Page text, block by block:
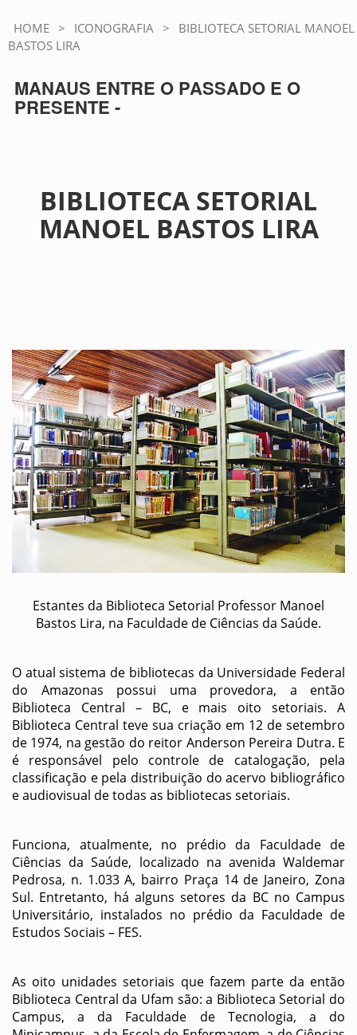
HOME > ICONOGRAFIA >
BIBLIOTECA SETORIAL MANOEL
BASTOS LIRA
MANAUS ENTRE O PASSADO E O
PRESENTE -
BIBLIOTECA SETORIAL
MANOEL BASTOS LIRA
Estantes da Biblioteca Setorial Professor Manoel
Bastos Lira, na Faculdade de Ciências da Saúde.
O atual sistema de bibliotecas da Universidade Federal
do Amazonas possui uma provedora, a então
Biblioteca Central – BC, e mais oito setoriais. A
Biblioteca Central teve sua criação em 12 de setembro
de 1974, na gestão do reitor Anderson Pereira Dutra. E
é responsável pelo controle de catalogação, pela
classificação e pela distribuição do acervo bibliográfico
e audiovisual de todas as bibliotecas setoriais.
Funciona, atualmente, no prédio da Faculdade de
Ciências da Saúde, localizado na avenida Waldemar
Pedrosa, n. 1.033 A, bairro Praça 14 de Janeiro, Zona
Sul. Entretanto, há alguns setores da BC no Campus
Universitário, instalados no prédio da Faculdade de
Estudos Sociais – FES.
As oito unidades setoriais que fazem parte da então
Biblioteca Central da Ufam são: a Biblioteca Setorial do
Campus, a da Faculdade de Tecnologia, a do